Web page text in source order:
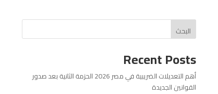
البحث
Recent Posts
أهم التعديلات الضريبية في مصر 2026 الحزمة الثانية بعد صدور
القوانين الجديدة